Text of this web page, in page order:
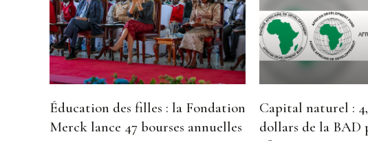
Éducation des filles : la Fondation
Merck lance 47 bourses annuelles
Capital naturel :
dollars de la BAD